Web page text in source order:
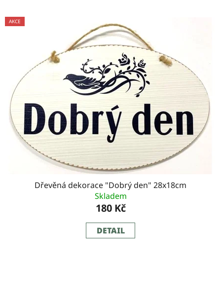
AKCE
Dřevěná dekorace "Dobrý den" 28x18cm
Skladem
180 Kč
DETAIL